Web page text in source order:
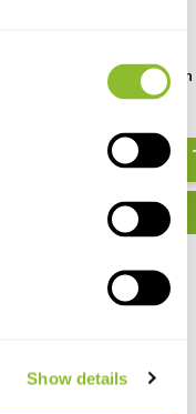
Show details
Veldgids Wilde
struiken